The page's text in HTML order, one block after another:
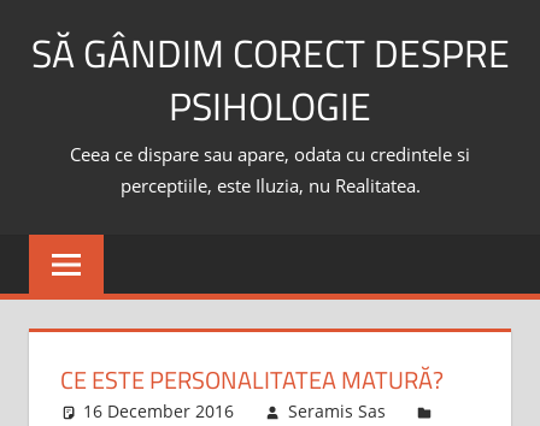
SĂ GÂNDIM CORECT DESPRE
PSIHOLOGIE
Ceea ce dispare sau apare, odata cu credintele si
perceptiile, este Iluzia, nu Realitatea.
CE ESTE PERSONALITATEA MATURĂ?
16 December 2016
Seramis Sas